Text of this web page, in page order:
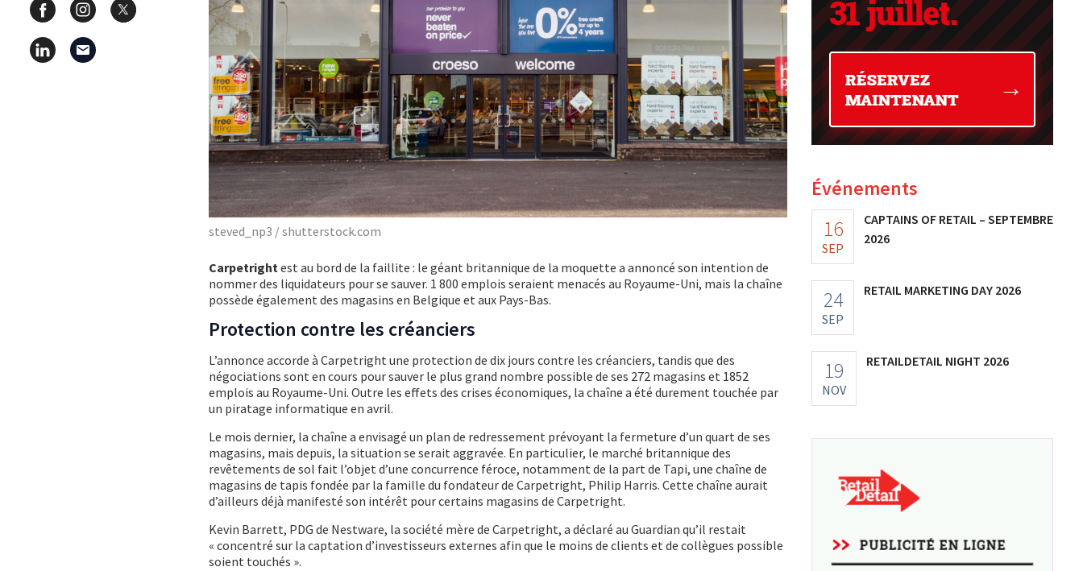
steved_np3 / shutterstock.com
Carpetrightest au bord de la faillite : le géant britannique de la moquette a annoncé son intention de
nommer des liquidateurs pour se sauver. 1 800 emplois seraient menacés au Royaume-Uni, mais la chaîne
possède également des magasins en Belgique et aux Pays-Bas.
Protection contre les créanciers
L’annonce accorde à Carpetright une protection de dix jours contre les créanciers, tandis que des
négociations sont en cours pour sauver le plus grand nombre possible de ses 272 magasins et 1852
emplois au Royaume-Uni. Outre les effets des crises économiques, la chaîne a été durement touchée par
un piratage informatique en avril.
Le mois dernier, la chaîne a envisagé un plan de redressement prévoyant la fermeture d’un quart de ses
magasins, mais depuis, la situation se serait aggravée. En particulier, le marché britannique des
revêtements de sol fait l’objet d’une concurrence féroce, notamment de la part de Tapi, une chaîne de
magasins de tapis fondée par la famille du fondateur de Carpetright, Philip Harris. Cette chaîne aurait
d’ailleurs déjà manifesté son intérêt pour certains magasins de Carpetright.
Kevin Barrett, PDG de Nestware, la société mère de Carpetright, a déclaré au Guardian qu’il restait
« concentré sur la captation d’investisseurs externes afin que le moins de clients et de collègues possible
soient touchés ».
Événements
16
SEP
CAPTAINS OF RETAIL – SEPTEMBRE
2026
24
SEP
RETAIL MARKETING DAY 2026
19
NOV
RETAILDETAIL NIGHT 2026